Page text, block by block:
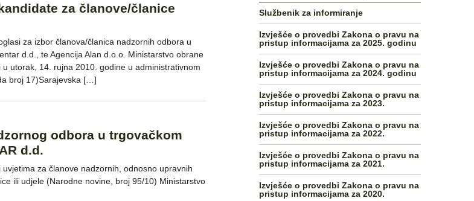
za članove/članice
za izbor članova/članica nadzornih odbora u
d.d., te Agencija Alan d.o.o. Ministarstvo obrane
utorak, 14. rujna 2010. godine u administrativnom
broj 17)Sarajevska […]
odbora u trgovačkom
d.d.
za članove nadzornih, odnosno upravnih
ili udjele (Narodne novine, broj 95/10) Ministarstvo
Službenik za informiranje
Izvješće o provedbi Zakona o pravu na
pristup informacijama za 2025. godinu
Izvješće o provedbi Zakona o pravu na
pristup informacijama za 2024. godinu
Izvješće o provedbi Zakona o pravu na
pristup informacijama za 2023.
Izvješće o provedbi Zakona o pravu na
pristup informacijama za 2022.
Izvješće o provedbi Zakona o pravu na
pristup informacijama za 2021.
Izvješće o provedbi Zakona o pravu na
pristup informacijama za 2020.